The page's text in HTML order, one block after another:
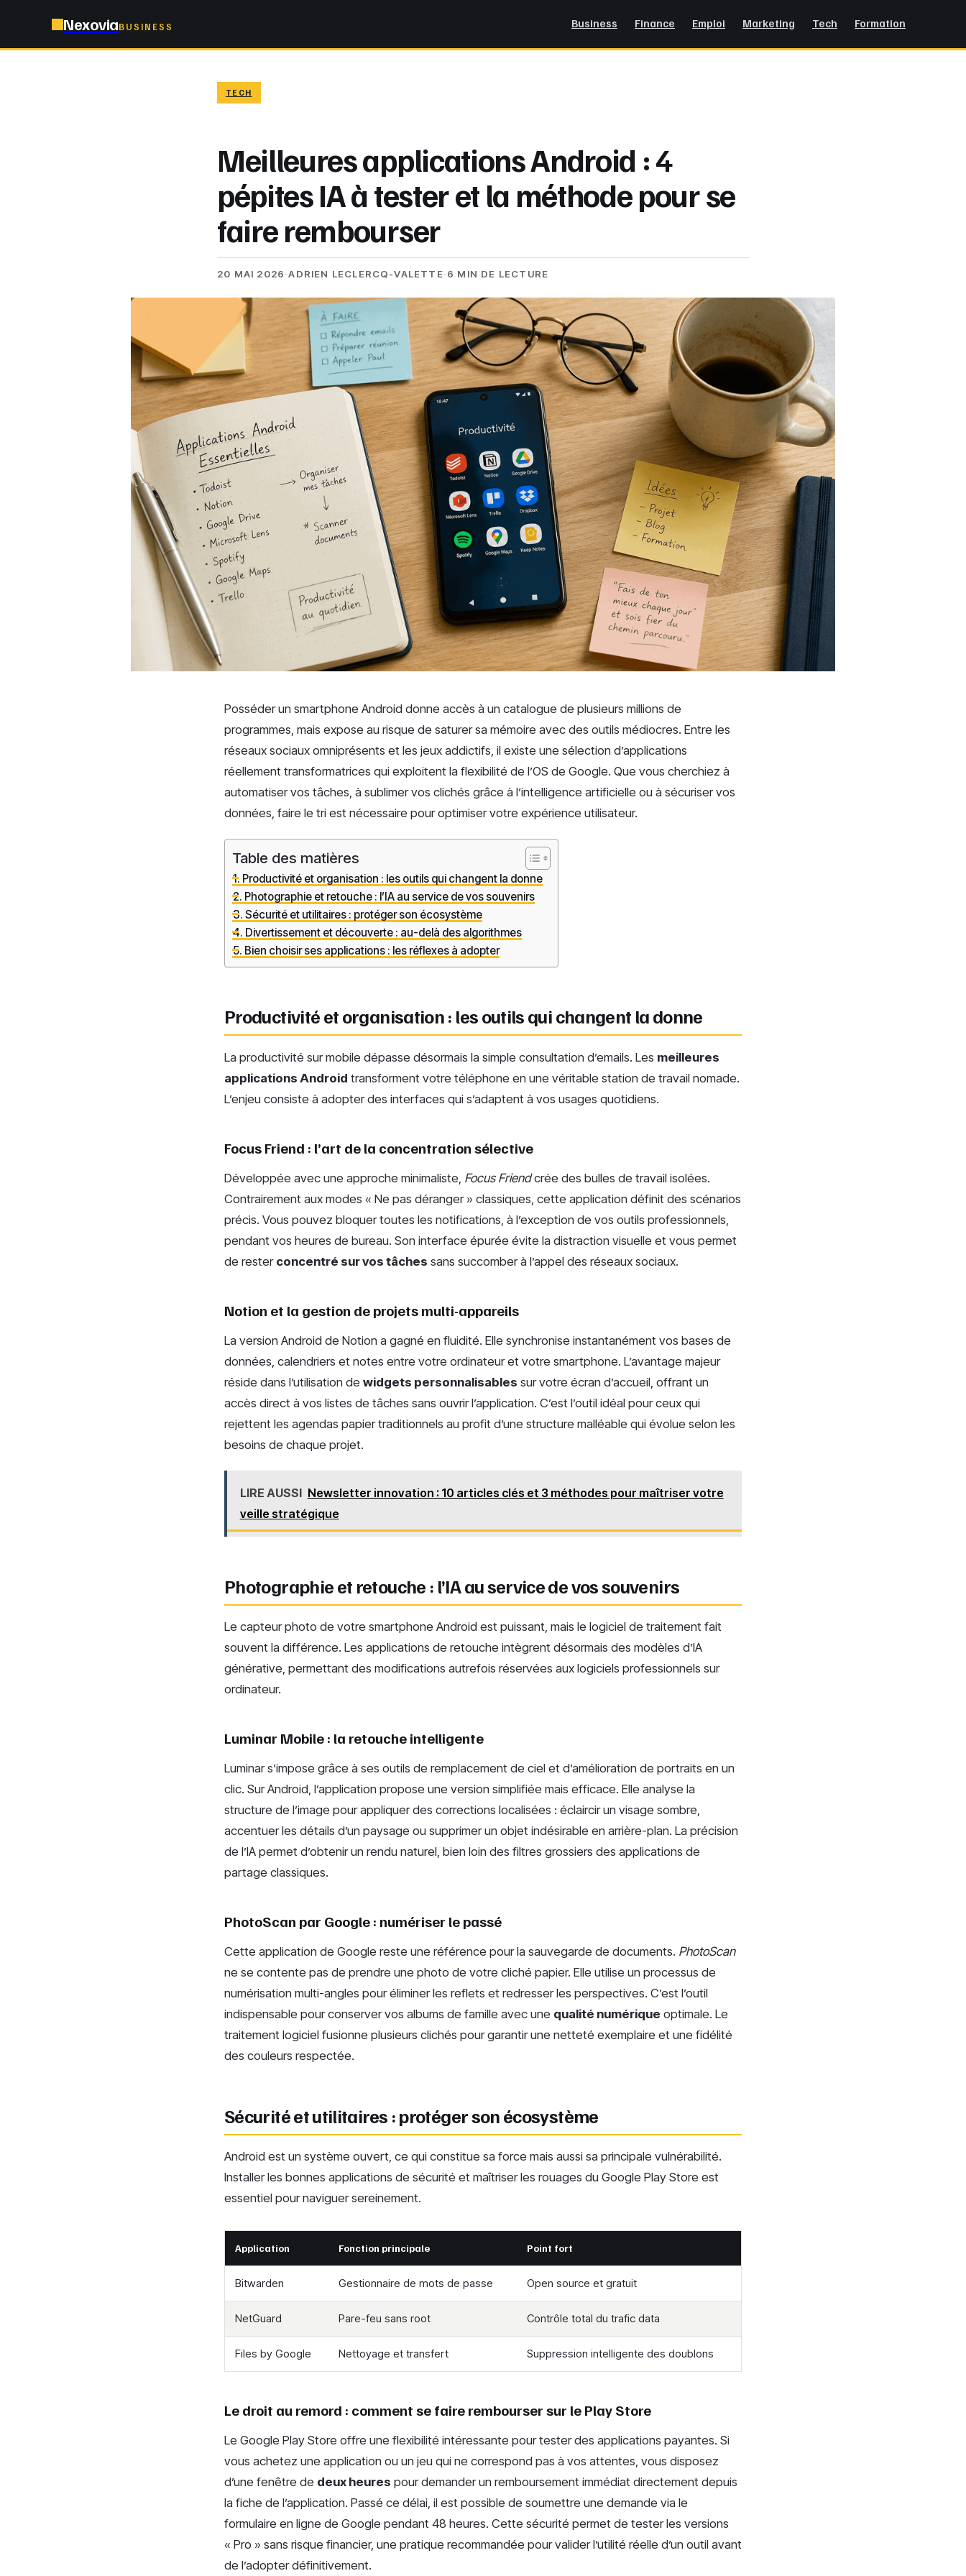
NexoviaBUSINESS Business Finance Emploi Marketing Tech Formation
TECH
Meilleures applications Android : 4
pépites IA à tester et la méthode pour se
faire rembourser
20 MAI 2026·ADRIEN LECLERCQ-VALETTE·6 MIN DE LECTURE
Posséder un smartphone Android donne accès à un catalogue de plusieurs millions de
programmes, mais expose au risque de saturer sa mémoire avec des outils médiocres. Entre les
réseaux sociaux omniprésents et les jeux addictifs, il existe une sélection d’applications
réellement transformatrices qui exploitent la flexibilité de l’OS de Google. Que vous cherchiez à
automatiser vos tâches, à sublimer vos clichés grâce à l’intelligence artificielle ou à sécuriser vos
données, faire le tri est nécessaire pour optimiser votre expérience utilisateur.
Table des matières
Productivité et organisation : les outils qui changent la donne
Photographie et retouche : l’IA au service de vos souvenirs
Sécurité et utilitaires : protéger son écosystème
Divertissement et découverte : au-delà des algorithmes
Bien choisir ses applications : les réflexes à adopter
Productivité et organisation : les outils qui changent la donne
La productivité sur mobile dépasse désormais la simple consultation d’emails. Les meilleures
applications Android transforment votre téléphone en une véritable station de travail nomade.
L’enjeu consiste à adopter des interfaces qui s’adaptent à vos usages quotidiens.
Focus Friend : l’art de la concentration sélective
Développée avec une approche minimaliste, Focus Friendcrée des bulles de travail isolées.
Contrairement aux modes « Ne pas déranger » classiques, cette application définit des scénarios
précis. Vous pouvez bloquer toutes les notifications, à l’exception de vos outils professionnels,
pendant vos heures de bureau. Son interface épurée évite la distraction visuelle et vous permet
de rester concentré sur vos tâches sans succomber à l’appel des réseaux sociaux.
Notion et la gestion de projets multi-appareils
La version Android de Notion a gagné en fluidité. Elle synchronise instantanément vos bases de
données, calendriers et notes entre votre ordinateur et votre smartphone. L’avantage majeur
réside dans l’utilisation de widgets personnalisables sur votre écran d’accueil, offrant un
accès direct à vos listes de tâches sans ouvrir l’application. C’est l’outil idéal pour ceux qui
rejettent les agendas papier traditionnels au profit d’une structure malléable qui évolue selon les
besoins de chaque projet.
LIRE AUSSI Newsletter innovation : 10 articles clés et 3 méthodes pour maîtriser votre
veille stratégique
Photographie et retouche : l’IA au service de vos souvenirs
Le capteur photo de votre smartphone Android est puissant, mais le logiciel de traitement fait
souvent la différence. Les applications de retouche intègrent désormais des modèles d’IA
générative, permettant des modifications autrefois réservées aux logiciels professionnels sur
ordinateur.
Luminar Mobile : la retouche intelligente
Luminar s’impose grâce à ses outils de remplacement de ciel et d’amélioration de portraits en un
clic. Sur Android, l’application propose une version simplifiée mais efficace. Elle analyse la
structure de l’image pour appliquer des corrections localisées : éclaircir un visage sombre,
accentuer les détails d’un paysage ou supprimer un objet indésirable en arrière-plan. La précision
de l’IA permet d’obtenir un rendu naturel, bien loin des filtres grossiers des applications de
partage classiques.
PhotoScan par Google : numériser le passé
Cette application de Google reste une référence pour la sauvegarde de documents. PhotoScan
ne se contente pas de prendre une photo de votre cliché papier. Elle utilise un processus de
numérisation multi-angles pour éliminer les reflets et redresser les perspectives. C’est l’outil
indispensable pour conserver vos albums de famille avec une qualité numérique optimale. Le
traitement logiciel fusionne plusieurs clichés pour garantir une netteté exemplaire et une fidélité
des couleurs respectée.
Sécurité et utilitaires : protéger son écosystème
Android est un système ouvert, ce qui constitue sa force mais aussi sa principale vulnérabilité.
Installer les bonnes applications de sécurité et maîtriser les rouages du Google Play Store est
essentiel pour naviguer sereinement.
Application Fonction principale Point fort
Bitwarden Gestionnaire de mots de passe Open source et gratuit
NetGuard Pare-feu sans root Contrôle total du trafic data
Files by Google Nettoyage et transfert Suppression intelligente des doublons
Le droit au remord : comment se faire rembourser sur le Play Store
Le Google Play Store offre une flexibilité intéressante pour tester des applications payantes. Si
vous achetez une application ou un jeu qui ne correspond pas à vos attentes, vous disposez
d’une fenêtre de deux heures pour demander un remboursement immédiat directement depuis
la fiche de l’application. Passé ce délai, il est possible de soumettre une demande via le
formulaire en ligne de Google pendant 48 heures. Cette sécurité permet de tester les versions
« Pro » sans risque financier, une pratique recommandée pour valider l’utilité réelle d’un outil avant
de l’adopter définitivement.